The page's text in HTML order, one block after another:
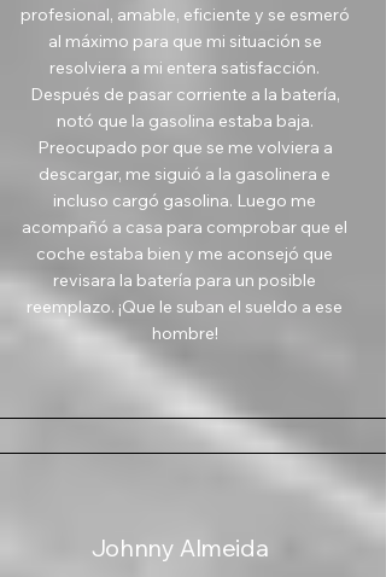
profesional, amable, eficiente y se esmeró
al máximo para que mi situación se
resolviera a mi entera satisfacción.
Después de pasar corriente a la batería,
notó que la gasolina estaba baja.
Preocupado por que se me volviera a
descargar, me siguió a la gasolinera e
incluso cargó gasolina. Luego me
acompañó a casa para comprobar que el
coche estaba bien y me aconsejó que
revisara la batería para un posible
reemplazo. ¡Que le suban el sueldo a ese
hombre!
Johnny Almeida